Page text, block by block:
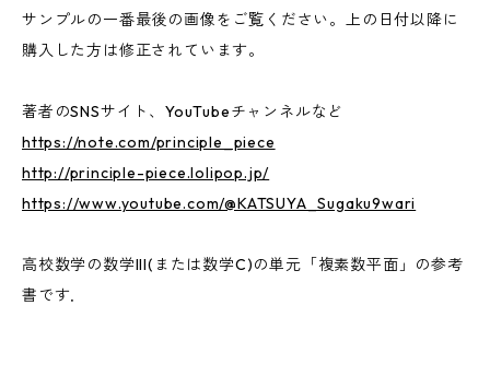
サンプルの一番最後の画像をご覧ください。上の日付以降に
購入した方は修正されています。
著者のSNSサイト、YouTubeチャンネルなど
https://note.com/principle_piece
http://principle-piece.lolipop.jp/
https://www.youtube.com/@KATSUYA_Sugaku9wari
高校数学の数学III(または数学C)の単元「複素数平面」の参考
書です．